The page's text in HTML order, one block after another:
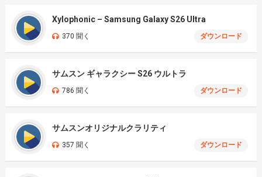
Xylophonic – Samsung Galaxy S26 Ultra
370 聞く ダウンロード
サムスン ギャラクシー S26 ウルトラ
786 聞く ダウンロード
サムスンオリジナルクラリティ
357 聞く ダウンロード